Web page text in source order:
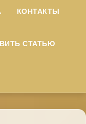
КОНТАКТЫ
СТАТЬЮ